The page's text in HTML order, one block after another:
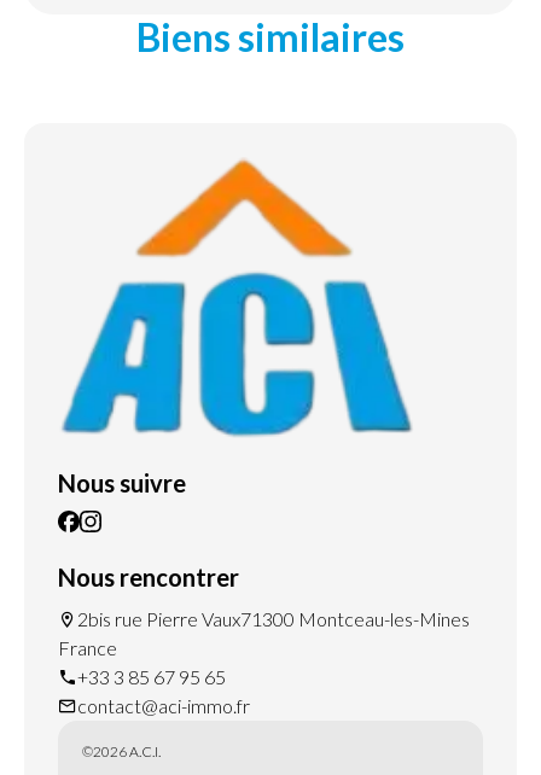
Biens similaires
Nous suivre
Nous rencontrer
2bis rue Pierre Vaux71300 Montceau-les-Mines
France
+33 3 85 67 95 65
contact@aci-immo.fr
©2026 A.C.I.